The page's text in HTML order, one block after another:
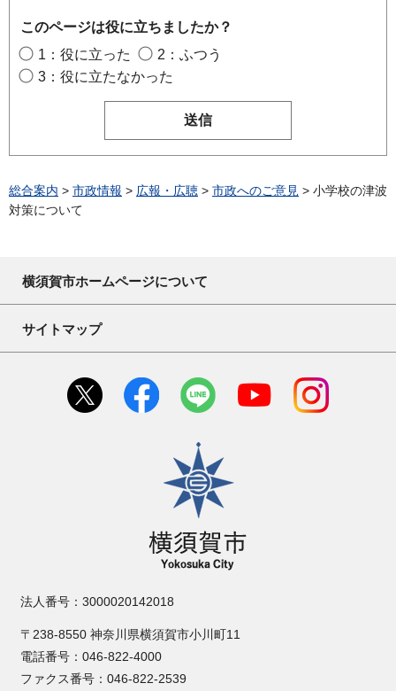
このページは役に立ちましたか？
1：役に立った
2：ふつう
3：役に立たなかった
総合案内 > 市政情報 > 広報・広聴 > 市政へのご意見 > 小学校の津波
対策について
横須賀市ホームページについて
サイトマップ
横須賀市
法人番号：3000020142018
〒238-8550 神奈川県横須賀市小川町11
電話番号：046-822-4000
ファクス番号：046-822-2539